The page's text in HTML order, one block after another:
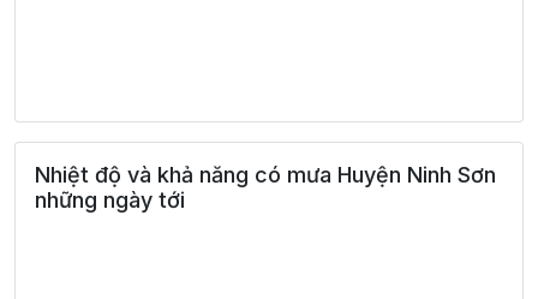
Nhiệt độ và khả năng có mưa Huyện Ninh Sơn
những ngày tới